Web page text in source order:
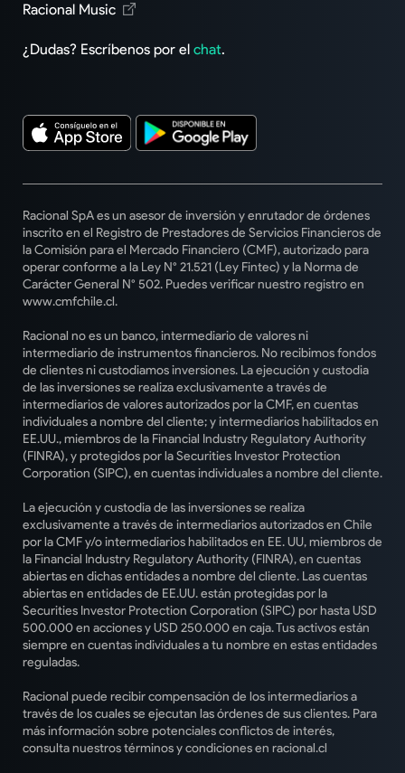
Racional Music
¿Dudas? Escríbenos por el chat.
Racional SpA es un asesor de inversión y enrutador de órdenes
inscrito en el Registro de Prestadores de Servicios Financieros de
la Comisión para el Mercado Financiero (CMF), autorizado para
operar conforme a la Ley N° 21.521 (Ley Fintec) y la Norma de
Carácter General N° 502. Puedes verificar nuestro registro en
www.cmfchile.cl.
Racional no es un banco, intermediario de valores ni
intermediario de instrumentos financieros. No recibimos fondos
de clientes ni custodiamos inversiones. La ejecución y custodia
de las inversiones se realiza exclusivamente a través de
intermediarios de valores autorizados por la CMF, en cuentas
individuales a nombre del cliente; y intermediarios habilitados en
EE.UU., miembros de la Financial Industry Regulatory Authority
(FINRA), y protegidos por la Securities Investor Protection
Corporation (SIPC), en cuentas individuales a nombre del cliente.
La ejecución y custodia de las inversiones se realiza
exclusivamente a través de intermediarios autorizados en Chile
por la CMF y/o intermediarios habilitados en EE. UU, miembros de
la Financial Industry Regulatory Authority (FINRA), en cuentas
abiertas en dichas entidades a nombre del cliente. Las cuentas
abiertas en entidades de EE.UU. están protegidas por la
Securities Investor Protection Corporation (SIPC) por hasta USD
500.000 en acciones y USD 250.000 en caja. Tus activos están
siempre en cuentas individuales a tu nombre en estas entidades
reguladas.
Racional puede recibir compensación de los intermediarios a
través de los cuales se ejecutan las órdenes de sus clientes. Para
más información sobre potenciales conflictos de interés,
consulta nuestros términos y condiciones en racional.cl